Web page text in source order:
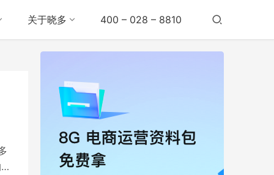
关于晓多 400 – 028 – 8810